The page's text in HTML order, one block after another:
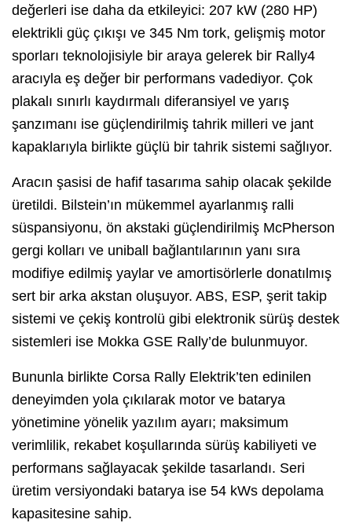
değerleri ise daha da etkileyici: 207 kW (280 HP)
elektrikli güç çıkışı ve 345 Nm tork, gelişmiş motor
sporları teknolojisiyle bir araya gelerek bir Rally4
aracıyla eş değer bir performans vadediyor. Çok
plakalı sınırlı kaydırmalı diferansiyel ve yarış
şanzımanı ise güçlendirilmiş tahrik milleri ve jant
kapaklarıyla birlikte güçlü bir tahrik sistemi sağlıyor.
Aracın şasisi de hafif tasarıma sahip olacak şekilde
üretildi. Bilstein’ın mükemmel ayarlanmış ralli
süspansiyonu, ön akstaki güçlendirilmiş McPherson
gergi kolları ve uniball bağlantılarının yanı sıra
modifiye edilmiş yaylar ve amortisörlerle donatılmış
sert bir arka akstan oluşuyor. ABS, ESP, şerit takip
sistemi ve çekiş kontrolü gibi elektronik sürüş destek
sistemleri ise Mokka GSE Rally’de bulunmuyor.
Bununla birlikte Corsa Rally Elektrik’ten edinilen
deneyimden yola çıkılarak motor ve batarya
yönetimine yönelik yazılım ayarı; maksimum
verimlilik, rekabet koşullarında sürüş kabiliyeti ve
performans sağlayacak şekilde tasarlandı. Seri
üretim versiyondaki batarya ise 54 kWs depolama
kapasitesine sahip.